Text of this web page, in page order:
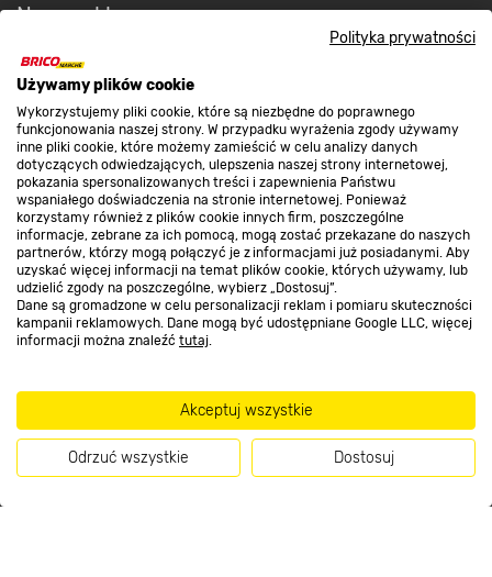
Polityka prywatności
Używamy plików cookie
Wykorzystujemy pliki cookie, które są niezbędne do poprawnego
funkcjonowania naszej strony. W przypadku wyrażenia zgody używamy
inne pliki cookie, które możemy zamieścić w celu analizy danych
dotyczących odwiedzających, ulepszenia naszej strony internetowej,
pokazania spersonalizowanych treści i zapewnienia Państwu
wspaniałego doświadczenia na stronie internetowej. Ponieważ
korzystamy również z plików cookie innych firm, poszczególne
informacje, zebrane za ich pomocą, mogą zostać przekazane do naszych
partnerów, którzy mogą połączyć je z informacjami już posiadanymi. Aby
uzyskać więcej informacji na temat plików cookie, których używamy, lub
udzielić zgody na poszczególne, wybierz „Dostosuj”.
Dane są gromadzone w celu personalizacji reklam i pomiaru skuteczności
kampanii reklamowych. Dane mogą być udostępniane Google LLC, więcej
informacji można znaleźć tutaj.
Akceptuj wszystkie
Odrzuć wszystkie Dostosuj
Farby
wewnętrzne
Nasze sklepy
O nas
Kontakt do sklepu
Strefa biznesu
Dołącz do nas
Metody płatności